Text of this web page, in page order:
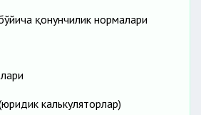
қонунчилик нормалари
калькуляторлар)